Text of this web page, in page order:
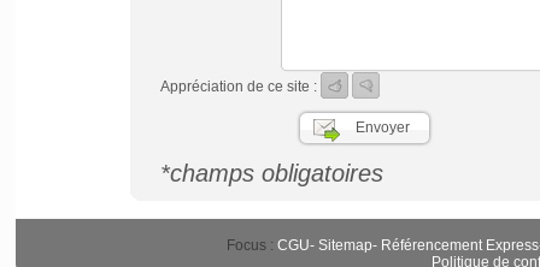
Appréciation de ce site :
*champs obligatoires
Focus : CGU- Sitemap- Référencement Express
Politique de